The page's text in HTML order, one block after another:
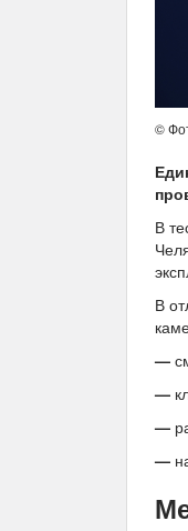
©
В
В
—
—
—
—